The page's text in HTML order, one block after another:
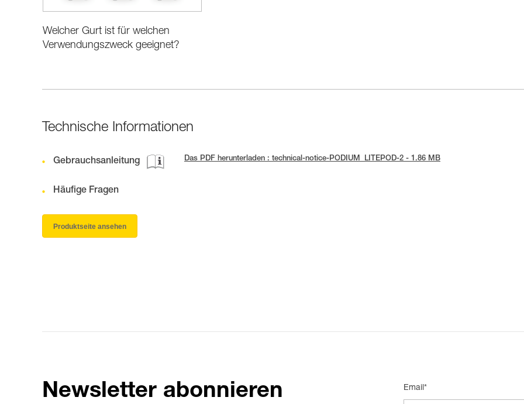
Welcher Gurt ist für welchen
Verwendungszweck geeignet?
Technische Informationen
Gebrauchsanleitung Das PDF herunterladen : technical-notice-PODIUM_LITEPOD-2 - 1.86 MB
Häufige Fragen
Produktseite ansehen
Newsletter abonnieren Email*